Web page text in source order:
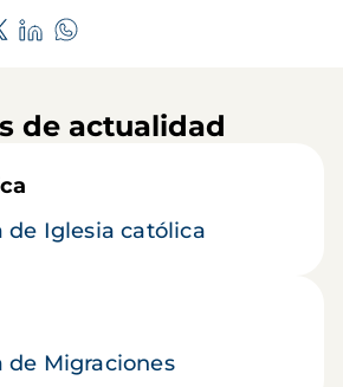
de actualidad
de Iglesia católica
de Migraciones